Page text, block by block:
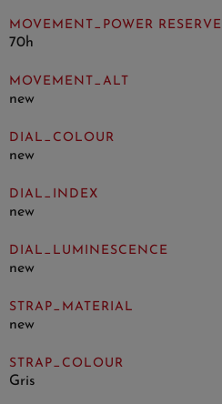
MOVEMENT_POWER RESERVE
70h
MOVEMENT_ALT
new
DIAL_COLOUR
new
DIAL_INDEX
new
DIAL_LUMINESCENCE
new
STRAP_MATERIAL
new
STRAP_COLOUR
Gris